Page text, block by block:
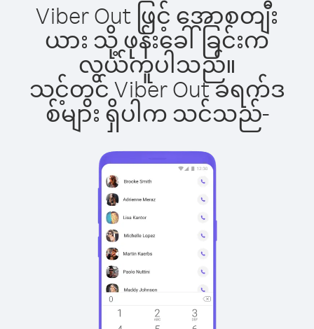
Viber Out ဖြင့် အောစတျီး
ယား သို့ ဖုန်းခေါ်ခြင်းက
လွယ်ကူပါသည်။
သင့်တွင် Viber Out ခရက်ဒ
စ်များ ရှိပါက သင်သည်-